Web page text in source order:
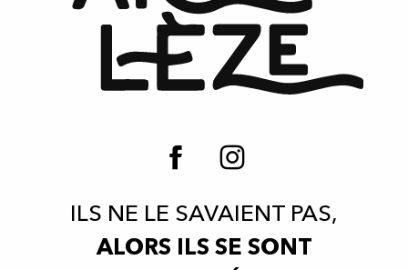
ILS NE LE SAVAIENT PAS,
ALORS ILS SE SONT